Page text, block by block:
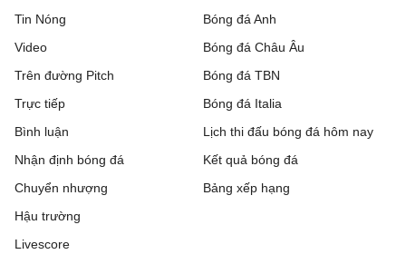
Tin Nóng
Video
Trên đường Pitch
Trực tiếp
Bóng đá Anh
Bóng đá Châu Âu
Bóng đá TBN
Bóng đá Italia
Bình luận
Nhận định bóng đá
Chuyển nhượng
Hậu trường
Livescore
Lịch thi đấu bóng đá hôm nay
Kết quả bóng đá
Bảng xếp hạng